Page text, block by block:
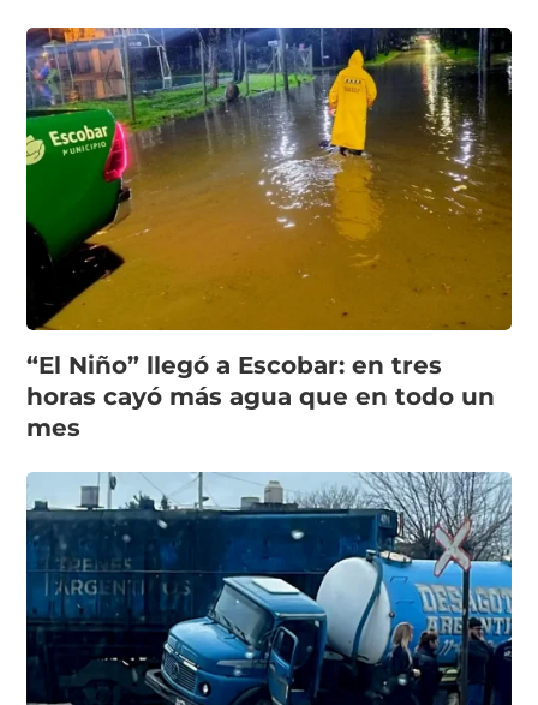
“El Niño” llegó a Escobar: en tres
horas cayó más agua que en todo un
mes